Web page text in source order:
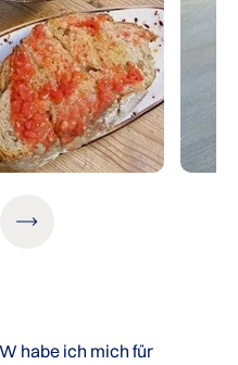
habe ich mich für